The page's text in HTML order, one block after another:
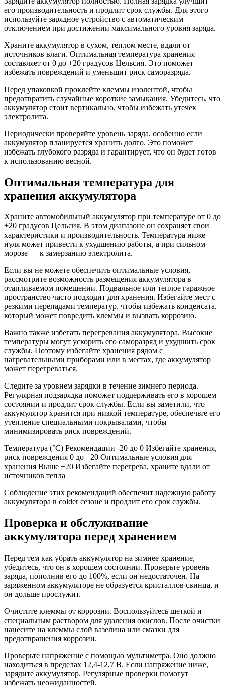
его производительность и продлит срок службы. Для этого
используйте зарядное устройство с автоматическим
отключением при достижении максимального уровня заряда.
Храните аккумулятор в сухом, теплом месте, вдали от
источников влаги. Оптимальная температура хранения
составляет от 0 до +20 градусов Цельсия. Это поможет
избежать повреждений и уменьшит риск саморазряда.
Перед упаковкой проклейте клеммы изолентой, чтобы
предотвратить случайные короткие замыкания. Убедитесь, что
аккумулятор стоит вертикально, чтобы избежать утечек
электролита.
Периодически проверяйте уровень заряда, особенно если
аккумулятор планируется хранить долго. Это поможет
избежать глубокого разряда и гарантирует, что он будет готов
к использованию весной.
Оптимальная температура для
хранения аккумулятора
Храните автомобильный аккумулятор при температуре от 0 до
+20 градусов Цельсия. В этом диапазоне он сохраняет свои
характеристики и производительность. Температура ниже
нуля может привести к ухудшению работы, а при сильном
морозе — к замерзанию электролита.
Если вы не можете обеспечить оптимальные условия,
рассмотрите возможность размещения аккумулятора в
отапливаемом помещении. Подвальное или теплое гаражное
пространство часто подходит для хранения. Избегайте мест с
резкими перепадами температур, чтобы избежать конденсата,
который может повредить клеммы и вызвать коррозию.
Важно также избегать перегревания аккумулятора. Высокие
температуры могут ускорить его саморазряд и ухудшить срок
службы. Поэтому избегайте хранения рядом с
нагревательными приборами или в местах, где аккумулятор
может перегреваться.
Следите за уровнем зарядки в течение зимнего периода.
Регулярная подзарядка поможет поддерживать его в хорошем
состоянии и продлит срок службы. Если вы заметили, что
аккумулятор хранится при низкой температуре, обеспечьте его
утепление специальными покрывалами, чтобы
минимизировать риск повреждений.
Температура (°C) Рекомендации -20 до 0 Избегайте хранения,
риск повреждения 0 до +20 Оптимальные условия для
хранения Выше +20 Избегайте перегрева, храните вдали от
источников тепла
Соблюдение этих рекомендаций обеспечит надежную работу
аккумулятора в colder сезоне и продлит его срок службы.
Проверка и обслуживание
аккумулятора перед хранением
Перед тем как убрать аккумулятор на зимнее хранение,
убедитесь, что он в хорошем состоянии. Проверьте уровень
заряда, пополнив его до 100%, если он недостаточен. На
заряженном аккумуляторе не образуется кристаллов свинца, и
он дольше прослужит.
Очистите клеммы от коррозии. Воспользуйтесь щеткой и
специальным раствором для удаления окислов. После очистки
нанесите на клеммы слой вазелина или смазки для
предотвращения коррозии.
Проверьте напряжение с помощью мультиметра. Оно должно
находиться в пределах 12,4-12,7 В. Если напряжение ниже,
зарядите аккумулятор. Регулярные проверки помогут
избежать неожиданностей.